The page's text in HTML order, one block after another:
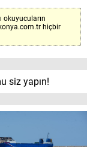
okuyucuların
hiçbir
siz yapın!